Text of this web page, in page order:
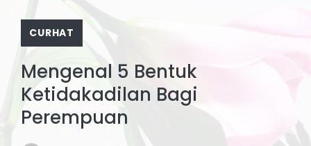
CURHAT
Mengenal 5 Bentuk
Ketidakadilan Bagi
Perempuan